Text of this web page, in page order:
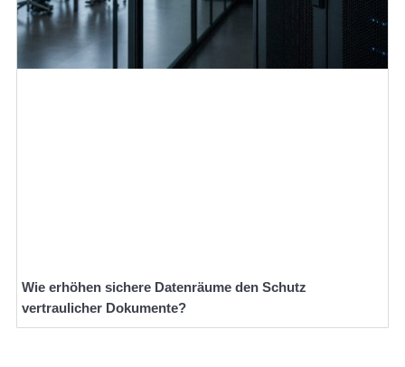
Wie erhöhen sichere Datenräume den Schutz
vertraulicher Dokumente?